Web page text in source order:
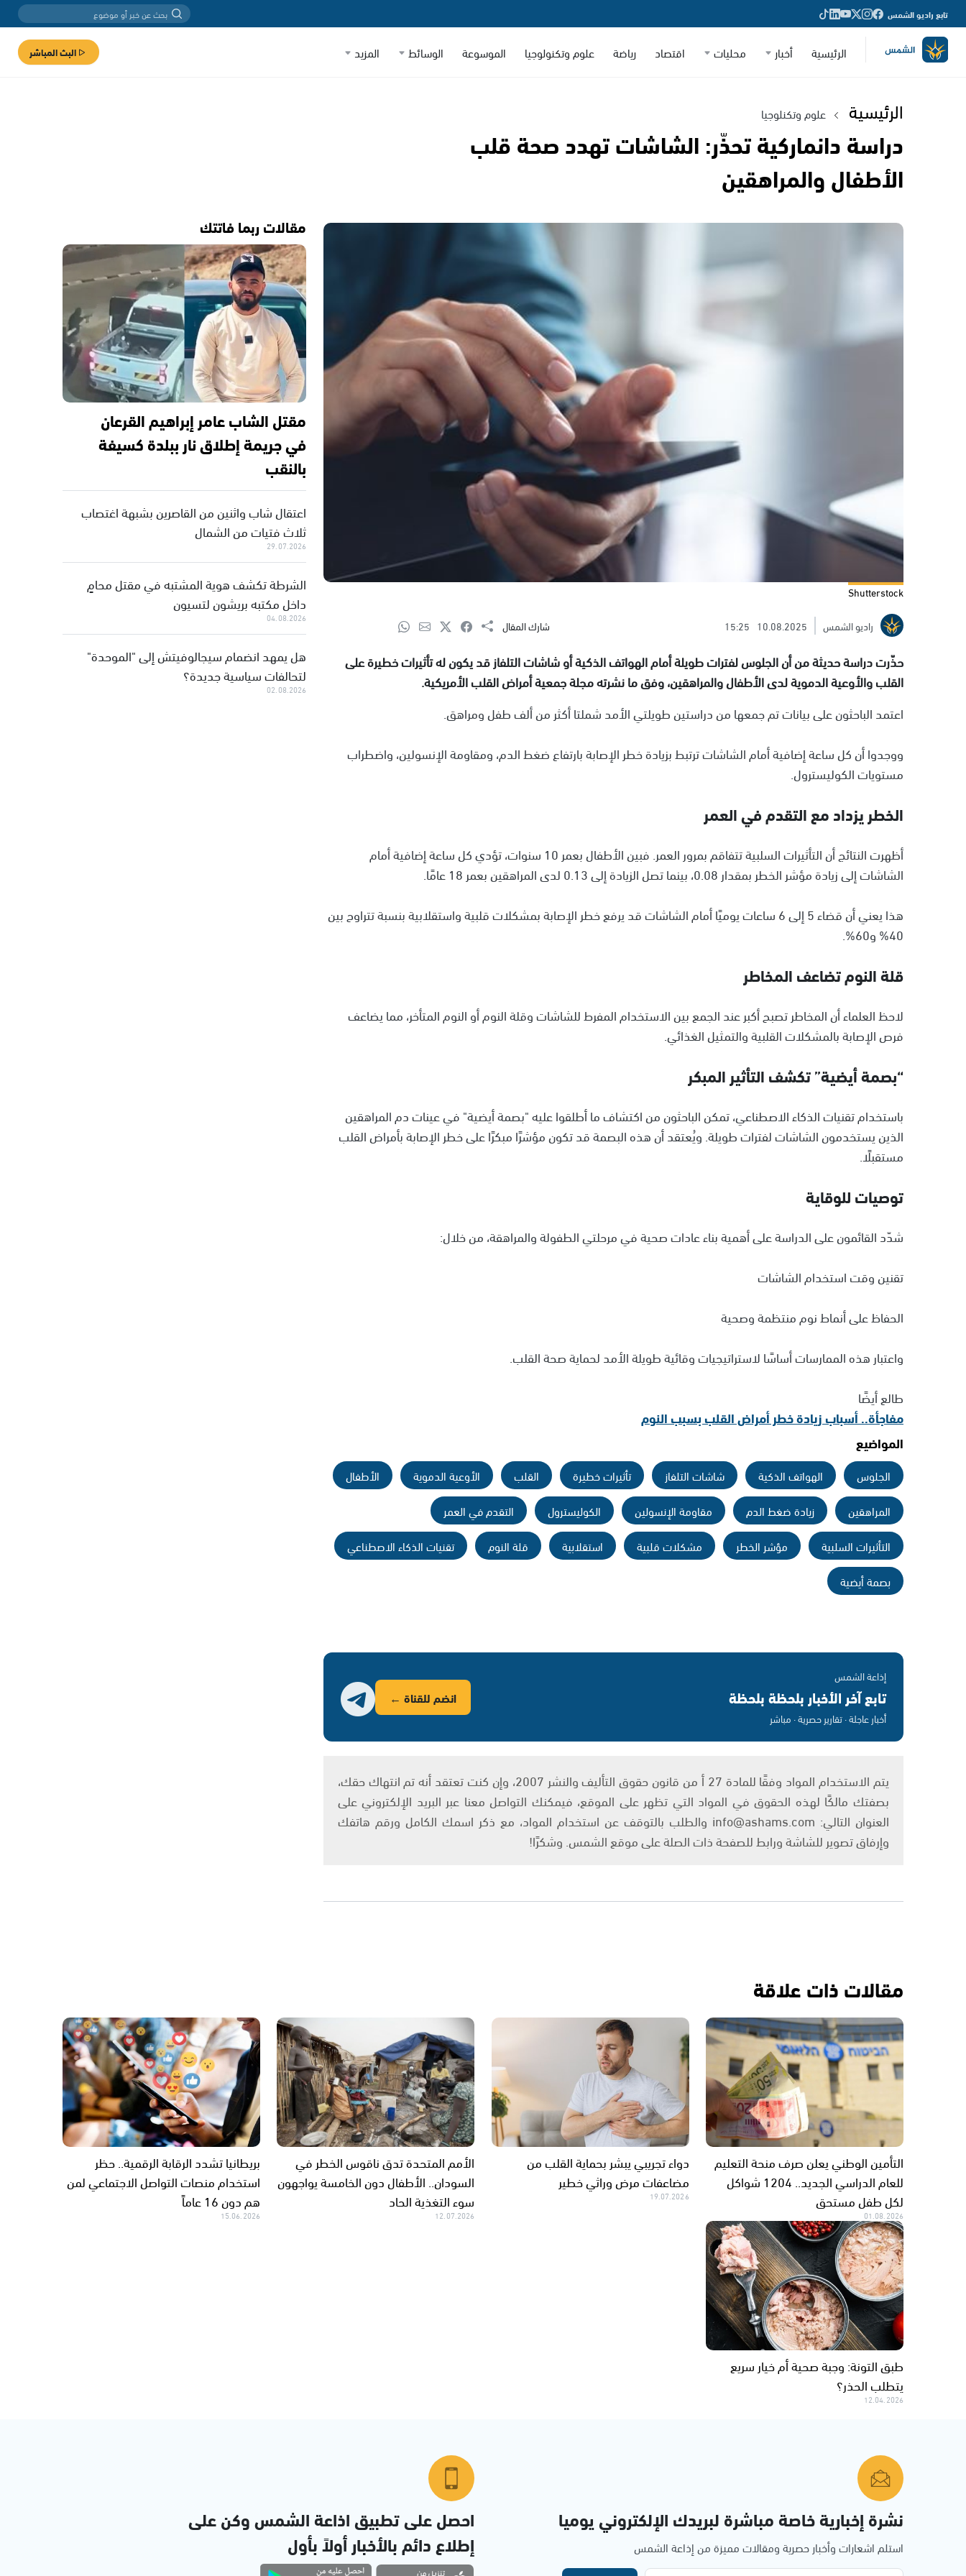
تابع راديو الشمس
الرئيسية أخبار محليات اقتصاد رياضة علوم وتكنولوجيا الموسوعة الوسائط المزيد البث المباشر
الرئيسية علوم وتكنلوجيا
دراسة دانماركية تحذّر: الشاشات تهدد صحة قلب
الأطفال والمراهقين
Shutterstock
راديو الشمس
10.08.2025
15:25 شارك المقال
حذّرت دراسة حديثة من أن الجلوس لفترات طويلة أمام الهواتف الذكية أو شاشات التلفاز قد يكون له تأثيرات خطيرة على
القلب والأوعية الدموية لدى الأطفال والمراهقين، وفق ما نشرته مجلة جمعية أمراض القلب الأمريكية.
اعتمد الباحثون على بيانات تم جمعها من دراستين طويلتي الأمد شملتا أكثر من ألف طفل ومراهق.
ووجدوا أن كل ساعة إضافية أمام الشاشات ترتبط بزيادة خطر الإصابة بارتفاع ضغط الدم، ومقاومة الإنسولين، واضطراب
مستويات الكوليسترول.
الخطر يزداد مع التقدم في العمر
أظهرت النتائج أن التأثيرات السلبية تتفاقم بمرور العمر. فبين الأطفال بعمر 10 سنوات، تؤدي كل ساعة إضافية أمام
الشاشات إلى زيادة مؤشر الخطر بمقدار 0.08، بينما تصل الزيادة إلى 0.13 لدى المراهقين بعمر 18 عامًا.
هذا يعني أن قضاء 5 إلى 6 ساعات يوميًا أمام الشاشات قد يرفع خطر الإصابة بمشكلات قلبية واستقلابية بنسبة تتراوح بين
40% و60%.
قلة النوم تضاعف المخاطر
لاحظ العلماء أن المخاطر تصبح أكبر عند الجمع بين الاستخدام المفرط للشاشات وقلة النوم أو النوم المتأخر، مما يضاعف
فرص الإصابة بالمشكلات القلبية والتمثيل الغذائي.
“بصمة أيضية” تكشف التأثير المبكر
باستخدام تقنيات الذكاء الاصطناعي، تمكن الباحثون من اكتشاف ما أطلقوا عليه "بصمة أيضية" في عينات دم المراهقين
الذين يستخدمون الشاشات لفترات طويلة. ويُعتقد أن هذه البصمة قد تكون مؤشرًا مبكرًا على خطر الإصابة بأمراض القلب
مستقبلًا.
توصيات للوقاية
شدّد القائمون على الدراسة على أهمية بناء عادات صحية في مرحلتي الطفولة والمراهقة، من خلال:
تقنين وقت استخدام الشاشات
الحفاظ على أنماط نوم منتظمة وصحية
واعتبار هذه الممارسات أساسًا لاستراتيجيات وقائية طويلة الأمد لحماية صحة القلب.
طالع أيضًا
مفاجأة.. أسباب زيادة خطر أمراض القلب بسبب النوم
المواضيع
الجلوس الهواتف الذكية شاشات التلفاز تأثيرات خطيرة القلب الأوعية الدموية
الأطفال
المراهقين
زيادة ضغط الدم مقاومة الإنسولين الكوليسترول
التقدم في العمر
التأثيرات السلبية
مؤشر الخطر مشكلات قلبية استقلابية قلة النوم
تقنيات الذكاء الاصطناعي
بصمة أيضية
إذاعة الشمس
تابع آخر الأخبار بلحظة بلحظة
أخبار عاجلة · تقارير حصرية · مباشر
انضم للقناة ←
يتم الاستخدام المواد وفقًا للمادة 27 أ من قانون حقوق التأليف والنشر 2007، وإن كنت تعتقد أنه تم انتهاك حقك،
بصفتك مالكًا لهذه الحقوق في المواد التي تظهر على الموقع، فيمكنك التواصل معنا عبر البريد الإلكتروني على
العنوان التالي: info@ashams.com والطلب بالتوقف عن استخدام المواد، مع ذكر اسمك الكامل ورقم هاتفك
وإرفاق تصوير للشاشة ورابط للصفحة ذات الصلة على موقع الشمس. وشكرًا!
مقالات ربما فاتتك
مقتل الشاب عامر إبراهيم القرعان
في جريمة إطلاق نار ببلدة كسيفة
بالنقب
اعتقال شاب واثنين من القاصرين بشبهة اغتصاب
ثلاث فتيات من الشمال
29.07.2026
الشرطة تكشف هوية المشتبه في مقتل محامٍ
داخل مكتبه بريشون لتسيون
04.08.2026
هل يمهد انضمام سيجالوفيتش إلى "الموحدة"
لتحالفات سياسية جديدة؟
02.08.2026
مقالات ذات علاقة
التأمين الوطني يعلن صرف منحة التعليم
للعام الدراسي الجديد.. 1204 شواكل
لكل طفل مستحق
01.08.2026
دواء تجريبي يبشر بحماية القلب من
مضاعفات مرض وراثي خطير
19.07.2026
الأمم المتحدة تدق ناقوس الخطر في
السودان.. الأطفال دون الخامسة يواجهون
سوء التغذية الحاد
12.07.2026
بريطانيا تشدد الرقابة الرقمية.. حظر
استخدام منصات التواصل الاجتماعي لمن
هم دون 16 عاماً
15.06.2026
طبق التونة: وجبة صحية أم خيار سريع
يتطلب الحذر؟
12.04.2026
نشرة إخبارية خاصة مباشرة لبريدك الإلكتروني يوميا
استلم اشعارات وأخبار حصرية ومقالات مميزة من إذاعة الشمس
احصل على تطبيق اذاعة الشمس وكن على
إطلاع دائم بالأخبار أولاً بأول